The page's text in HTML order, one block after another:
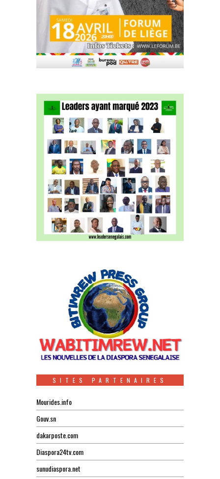
SITES PARTENAIRES
Mourides.info
Gouv.sn
dakarposte.com
Diaspora24tv.com
sunudiaspora.net